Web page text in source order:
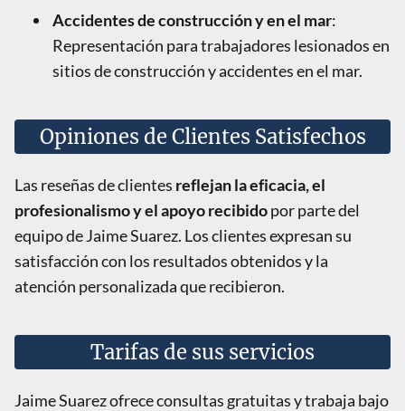
Accidentes de construcción y en el mar:
Representación para trabajadores lesionados en
sitios de construcción y accidentes en el mar.
Opiniones de Clientes Satisfechos
Las reseñas de clientes reflejan la eficacia, el
profesionalismo y el apoyo recibidopor parte del
equipo de Jaime Suarez. Los clientes expresan su
satisfacción con los resultados obtenidos y la
atención personalizada que recibieron.
Tarifas de sus servicios
Jaime Suarez ofrece consultas gratuitas y trabaja bajo